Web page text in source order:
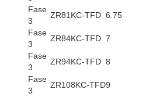
Fase
3
ZR81KC-TFD 6.75
Fase
3
ZR84KC-TFD 7
Fase
3
ZR94KC-TFD 8
Fase
3
ZR108KC-TFD9